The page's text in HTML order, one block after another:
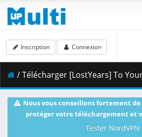
Inscription Connexion
/ Télécharger [LostYears] To Your Eternity - 19 (WEB 1080p x264 10-bit AAC)
Nous vous conseillons fortement
protéger votre téléchargement et
Tester NordVPN